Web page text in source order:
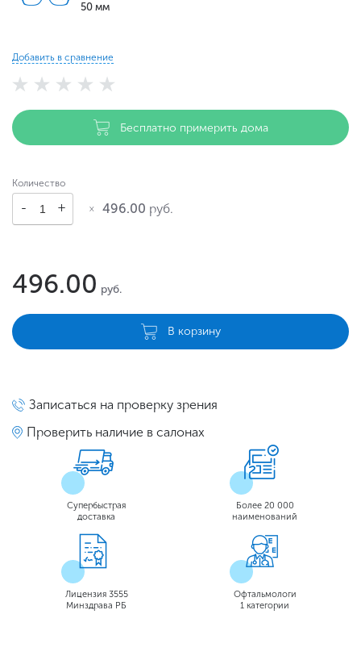
50 мм
Добавить в сравнение
Бесплатно примерить дома
Количество
496.00 руб.
496.00 руб.
В корзину
Записаться на проверку зрения
Проверить наличие в салонах
Супербыстрая
доставка
Более 20 000
наименований
Лицензия 3555
Минздрава РБ
Офтальмологи
1 категории